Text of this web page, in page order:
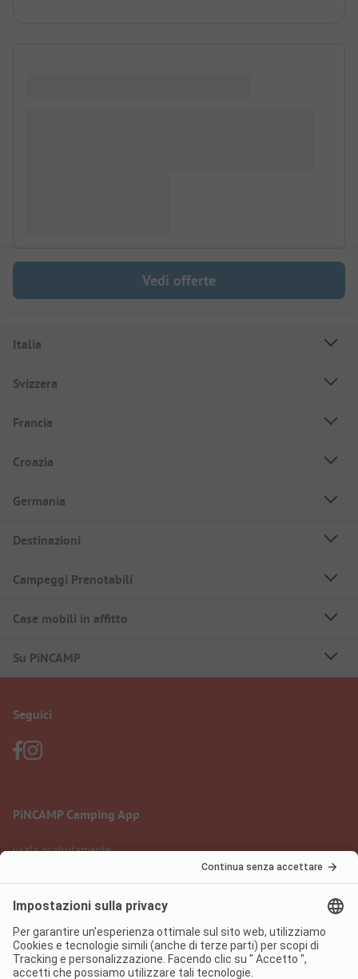
Vedi offerte
Italia
Svizzera
Francia
Croazia
Germania
Destinazioni
Campeggi Prenotabili
Case mobili in affitto
Su PiNCAMP
Seguici
PiNCAMP Camping App
usala gratuitamente
Informazione legale
Protezione dati
Condizioni d'uso